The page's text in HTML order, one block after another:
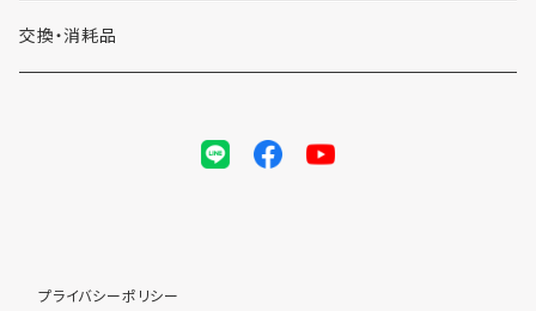
ニッソー バイオフィルター用接続ブラケット
水作 ボトムフィルター用接続ブラケット
スポンジフィルター
シュワッチ＋ニッソーバイオフィルター＋接続ブラケットセット
交換・消耗品
プライバシーポリシー